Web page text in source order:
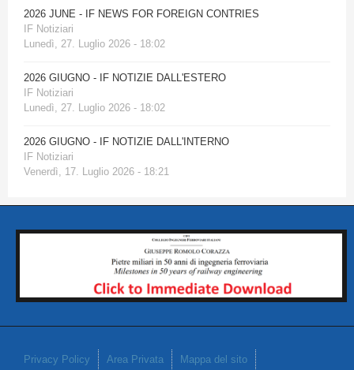
2026 JUNE - IF NEWS FOR FOREIGN CONTRIES
IF Notiziari
Lunedì, 27. Luglio 2026 - 18:02
2026 GIUGNO - IF NOTIZIE DALL'ESTERO
IF Notiziari
Lunedì, 27. Luglio 2026 - 18:02
2026 GIUGNO - IF NOTIZIE DALL'INTERNO
IF Notiziari
Venerdì, 17. Luglio 2026 - 18:21
Privacy Policy Area Privata Mappa del sito